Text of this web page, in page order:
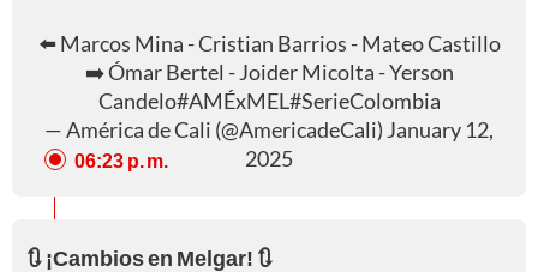
⬅️ Marcos Mina - Cristian Barrios - Mateo Castillo
➡️ Ómar Bertel - Joider Micolta - Yerson
Candelo#AMÉxMEL#SerieColombia
— América de Cali (@AmericadeCali) January 12,
2025
06:23 p. m.
🔃 ¡Cambios en Melgar! 🔃